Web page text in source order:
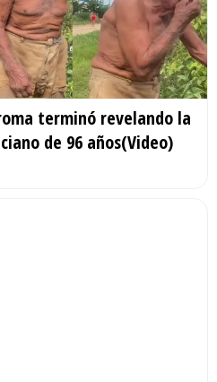
terminó revelando la
de 96 años(Video)